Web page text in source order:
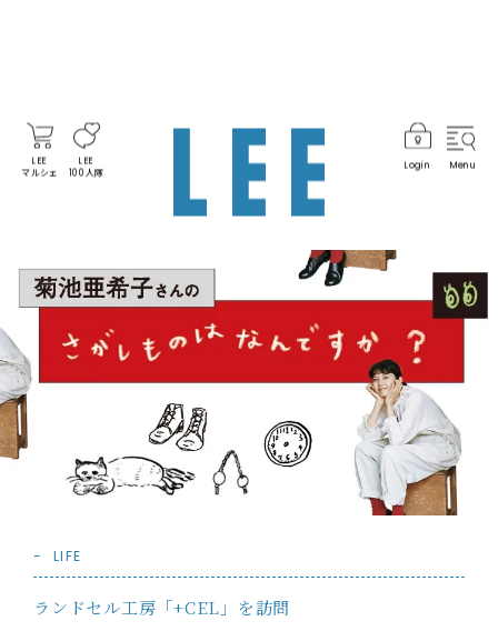
LEE
マルシェ
LEE
100人隊
Login Menu
LIFE
ランドセル工房「+CEL」を訪問